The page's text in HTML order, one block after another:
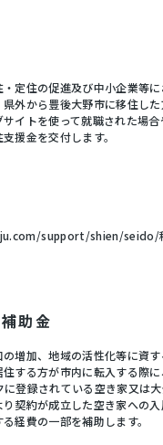
定住の促進及び中小企業等
外から豊後大野市に移住し
イトを使って就職された場
援金を交付します。
support/shien/seido/
助金
増加、地域の活性化等に資
する方が市内に転入する際
登録されている空き家又は
契約が成立した空き家への
経費の一部を補助します。